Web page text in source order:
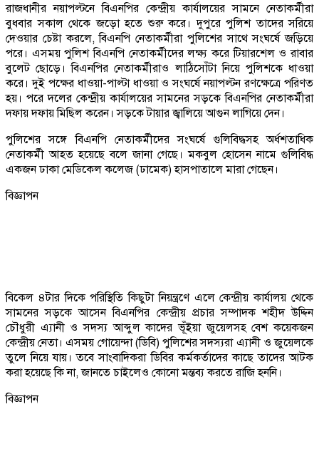
রাজধানীর নয়াপল্টনে বিএনপির কেন্দ্রীয় কার্যালয়ের সামনে নেতাকর্মীরা
বুধবার সকাল থেকে জড়ো হতে শুরু করে। দুপুরে পুলিশ তাদের সরিয়ে
দেওয়ার চেষ্টা করলে, বিএনপি নেতাকর্মীরা পুলিশের সাথে সংঘর্ষে জড়িয়ে
পরে। এসময় পুলিশ বিএনপি নেতাকর্মীদের লক্ষ্য করে টিয়ারশেল ও রাবার
বুলেট ছোড়ে। বিএনপির নেতাকর্মীরাও লাঠিসোঁটা নিয়ে পুলিশকে ধাওয়া
করে। দুই পক্ষের ধাওয়া-পাল্টা ধাওয়া ও সংঘর্ষে নয়াপল্টন রণক্ষেত্রে পরিণত
হয়। পরে দলের কেন্দ্রীয় কার্যালয়ের সামনের সড়কে বিএনপির নেতাকর্মীরা
দফায় দফায় মিছিল করেন। সড়কে টায়ার জ্বালিয়ে আগুন লাগিয়ে দেন।
পুলিশের সঙ্গে বিএনপি নেতাকর্মীদের সংঘর্ষে গুলিবিদ্ধসহ অর্ধশতাধিক
নেতাকর্মী আহত হয়েছে বলে জানা গেছে। মকবুল হোসেন নামে গুলিবিদ্ধ
একজন ঢাকা মেডিকেল কলেজ (ঢামেক) হাসপাতালে মারা গেছেন।
বিজ্ঞাপন
বিকেল ৪টার দিকে পরিস্থিতি কিছুটা নিয়ন্ত্রণে এলে কেন্দ্রীয় কার্যালয় থেকে
সামনের সড়কে আসেন বিএনপির কেন্দ্রীয় প্রচার সম্পাদক শহীদ উদ্দিন
চৌধুরী এ্যানী ও সদস্য আব্দুল কাদের ভূঁইয়া জুয়েলসহ বেশ কয়েকজন
কেন্দ্রীয় নেতা। এসময় গোয়েন্দা (ডিবি) পুলিশের সদস্যরা এ্যানী ও জুয়েলকে
তুলে নিয়ে যায়। তবে সাংবাদিকরা ডিবির কর্মকর্তাদের কাছে তাদের আটক
করা হয়েছে কি না, জানতে চাইলেও কোনো মন্তব্য করতে রাজি হননি।
বিজ্ঞাপন